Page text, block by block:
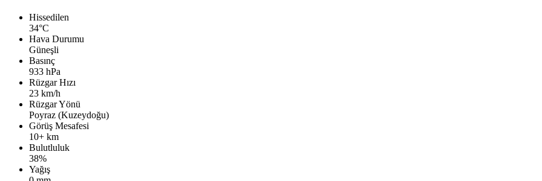
Hissedilen
34°C
Hava Durumu
Güneşli
Basınç
933 hPa
Rüzgar Hızı
23 km/h
Rüzgar Yönü
Poyraz (Kuzeydoğu)
Görüş Mesafesi
10+ km
Bulutluluk
38%
Yağış